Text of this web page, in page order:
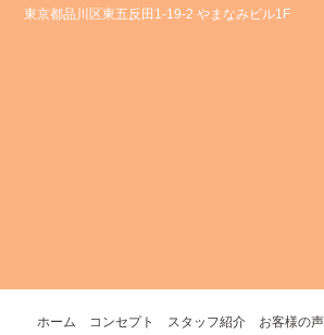
東京都品川区東五反田1-19-2 やまなみビル1F
ホーム コンセプト スタッフ紹介 お客様の声